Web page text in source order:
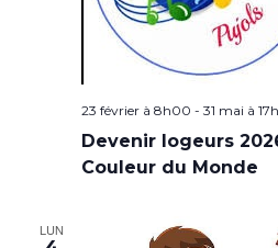
23 février à 8h00 - 31 mai à
Devenir logeurs
Couleur du Monde
LUN